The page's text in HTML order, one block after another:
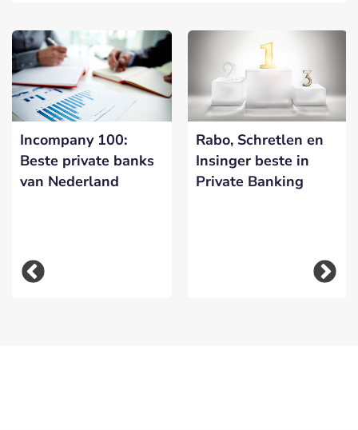
Incompany 100:
Beste private banks
van Nederland
Rabo, Schretlen en
Insinger beste in
Private Banking